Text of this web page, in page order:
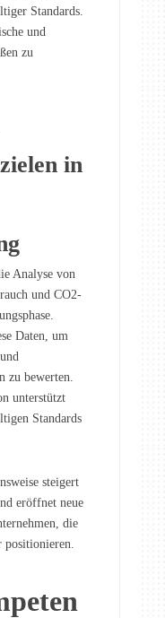
Standards.
und
zu
in
Analyse von
und CO2-
Daten, um
zu bewerten.
unterstützt
Standards
steigert
eröffnet neue
die
positionieren.